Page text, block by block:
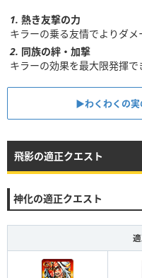
熱き友撃の力
キラーの乗る友情でよりダメ
同族の絆・加撃
キラーの効果を最大限発揮で
▶わくわくの実
飛影の適正クエスト
神化の適正クエスト